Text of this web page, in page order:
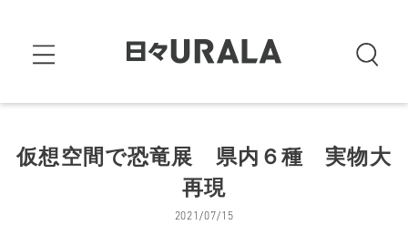
仮想空間で恐竜展 県内６種 実物大
再現
2021/07/15